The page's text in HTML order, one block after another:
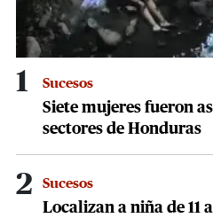
1 Sucesos
Siete mujeres fueron
sectores de Honduras
2 Sucesos
Localizan a niña de 11